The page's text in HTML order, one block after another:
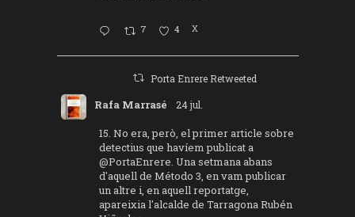
7 4 X
Porta Enrere Retweeted
Rafa Marrasé 24 jul.
15. No era, però, el primer article sobre
detectius que havíem publicat a
@PortaEnrere. Una setmana abans
d'aquell de Método 3, en vam publicar
un altre i, en aquell reportatge,
apareixia l'alcalde de Tarragona Rubén